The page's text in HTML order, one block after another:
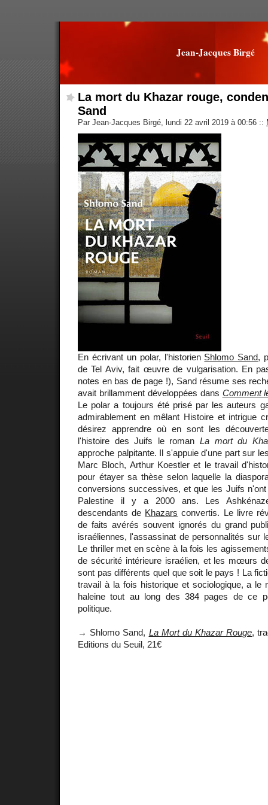
Jean-Jacques Birgé
La mort du Khazar rouge,
Sand
Par Jean-Jacques Birgé, lundi 22 avril 2019 à 00:56 ::
En écrivant un polar, l'historien Shlomo Sand,
de Tel Aviv, fait œuvre de vulgarisation. En
notes en bas de page !), Sand résume ses
avait brillamment développées dans Comment
Le polar a toujours été prisé par les auteurs
admirablement en mêlant Histoire et intrigue
désirez apprendre où en sont les
l'histoire des Juifs le roman La mort du
approche palpitante. Il s'appuie d'une part sur
Marc Bloch, Arthur Koestler et le travail
pour étayer sa thèse selon laquelle la
conversions successives, et que les Juifs
Palestine il y a 2000 ans. Les
descendants de Khazars convertis. Le livre
de faits avérés souvent ignorés du grand
israéliennes, l'assassinat de personnalités sur
Le thriller met en scène à la fois les
de sécurité intérieure israélien, et les mœurs
sont pas différents quel que soit le pays ! La
travail à la fois historique et sociologique, a le
haleine tout au long des 384 pages de ce
politique.
→ Shlomo Sand, La Mort du Khazar Rouge,
Editions du Seuil, 21€